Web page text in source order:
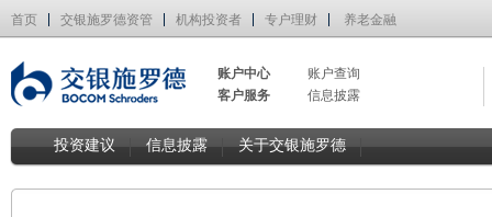
首页 交银施罗德资管 机构投资者 专户理财 养老金融
账户中心
账户查询
客户服务
信息披露
投资建议 信息披露 关于交银施罗德